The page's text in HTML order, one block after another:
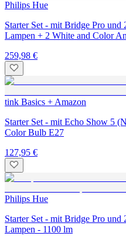
Philips Hue
Starter Set - mit Bridge Pro
Lampen + 2 White and Color
259,98 €
tink Basics + Amazon
Starter Set - mit Echo Show 5
Color Bulb E27
127,95 €
Philips Hue
Starter Set - mit Bridge Pro
Lampen - 1100 lm